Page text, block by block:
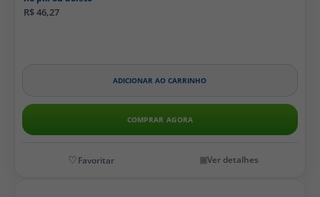
R$ 46,27
ADICIONAR AO CARRINHO
COMPRAR AGORA
Ver detalhes